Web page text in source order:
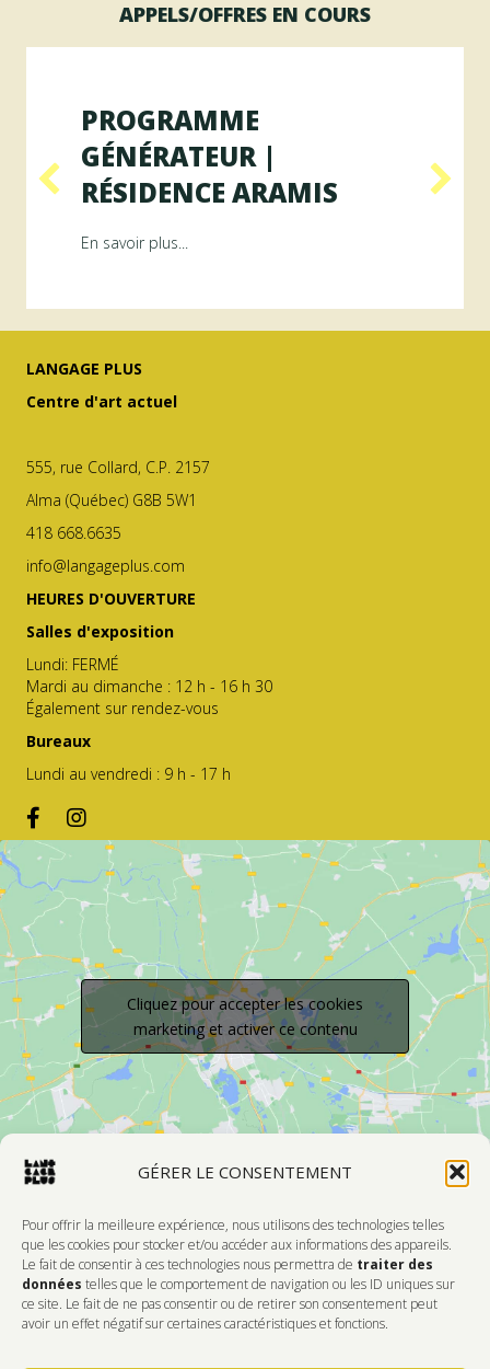
GÉRER LE CONSENTEMENT
Pour offrir la meilleure expérience, nous utilisons des technologies telles
que les cookies pour stocker et/ou accéder aux informations des appareils.
Le fait de consentir à ces technologies nous permettra de traiter des
données telles que le comportement de navigation ou les ID uniques sur
ce site. Le fait de ne pas consentir ou de retirer son consentement peut
avoir un effet négatif sur certaines caractéristiques et fonctions.
APPELS/OFFRES EN COURS
RAYON
PROGRAMME
GÉNÉRATEUR |
RÉSIDENCE ARAMIS
En savoir plus...
LANGAGE PLUS
Centre d'art actuel
555, rue Collard, C.P. 2157
Alma (Québec) G8B 5W1
418 668.6635
info@langageplus.com
HEURES D'OUVERTURE
Salles d'exposition
Lundi: FERMÉ
Mardi au dimanche : 12 h - 16 h 30
Également sur rendez-vous
Bureaux
Lundi au vendredi : 9 h - 17 h
Cliquez pour accepter les cookies
marketing et activer ce contenu
Devenir Membre
DONNEZ DE L'AMOUR À VOTRE CENTRE